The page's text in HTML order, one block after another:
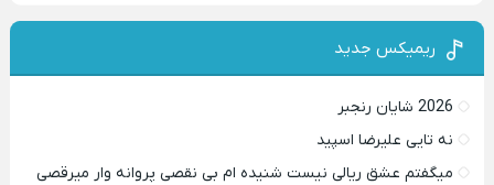
ریمیکس جدید
2026 شایان رنجبر
نه تایی علیرضا اسپید
میگفتم عشق ریالی نیست شنیده ام بی نقصی پروانه وار میرقصی